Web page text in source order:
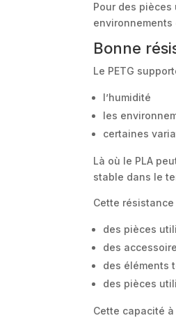
Pour des
environnements
Bonne
Le PETG
l’humidité
les
certaines
Là où le PLA
stable dans le
Cette
des pièces
des
des éléments
des pièces
Cette capacité